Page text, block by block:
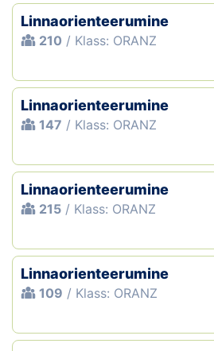
Linnaorienteerumine
210 / Klass: ORANZ
Linnaorienteerumine
147 / Klass: ORANZ
Linnaorienteerumine
215 / Klass: ORANZ
Linnaorienteerumine
109 / Klass: ORANZ